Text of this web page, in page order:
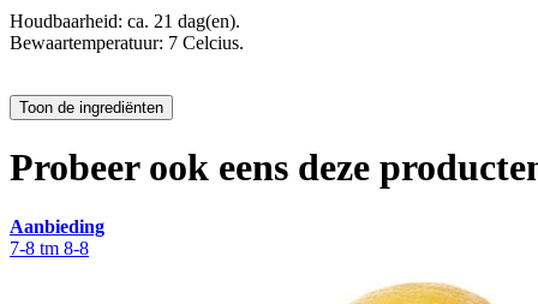
Houdbaarheid: ca. 21 dag(en).
Bewaartemperatuur: 7 Celcius.
Probeer ook eens deze
Aanbieding
7-8 tm 8-8